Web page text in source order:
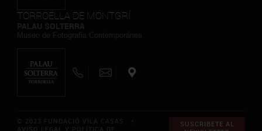
TORROELLA DE MONTGRÍ
SUSCRIBETE AL